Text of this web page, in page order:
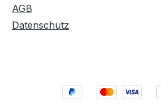
AGB
Datenschutz